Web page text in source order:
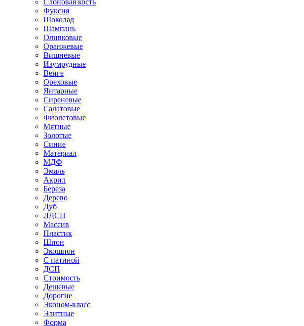
Фуксия
Шоколад
Шампань
Оливковые
Оранжевые
Вишневые
Изумрудные
Венге
Ореховые
Янтарные
Сиреневые
Салатовые
Фиолетовые
Мятные
Золотые
Синие
Материал
МДФ
Эмаль
Акрил
Береза
Дерево
Дуб
ЛДСП
Массив
Пластик
Шпон
Экошпон
С патиной
ДСП
Стоимость
Дешевые
Дорогие
Эконом-класс
Элитные
Форма